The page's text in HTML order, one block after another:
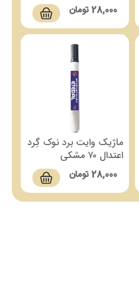
28,000تومان
ماژیک وایت برد نوک گِرد
اعتدال ۷۰ مشکی
28,000تومان